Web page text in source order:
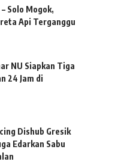
Solo Mogok,
Api Terganggu
NU Siapkan Tiga
24 Jam di
Dishub Gresik
Edarkan Sabu